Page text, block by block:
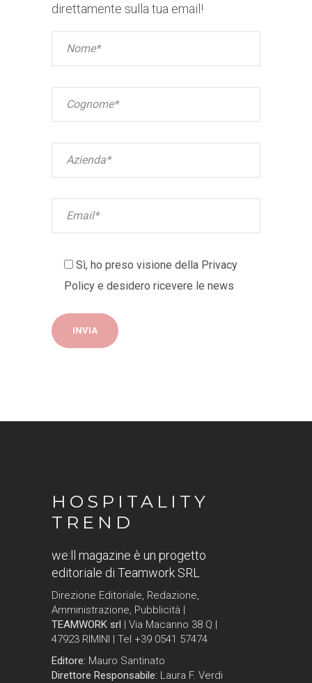
direttamente sulla tua email!
Sì, ho preso visione della Privacy
Policy e desidero ricevere le news
HOSPITALITY
TREND
we:ll magazine è un progetto
editoriale di Teamwork SRL
Direzione Editoriale, Redazione,
Amministrazione, Pubblicità |
TEAMWORK srl
| Via Macanno 38 Q |
47923 RIMINI | Tel +39 0541 57474
Editore: Mauro Santinato
Direttore Responsabile: Laura F. Verdi